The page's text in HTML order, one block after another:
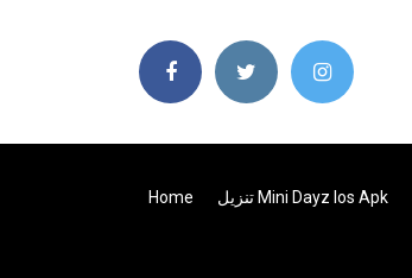
Home تنزيل Mini Dayz Ios Apk